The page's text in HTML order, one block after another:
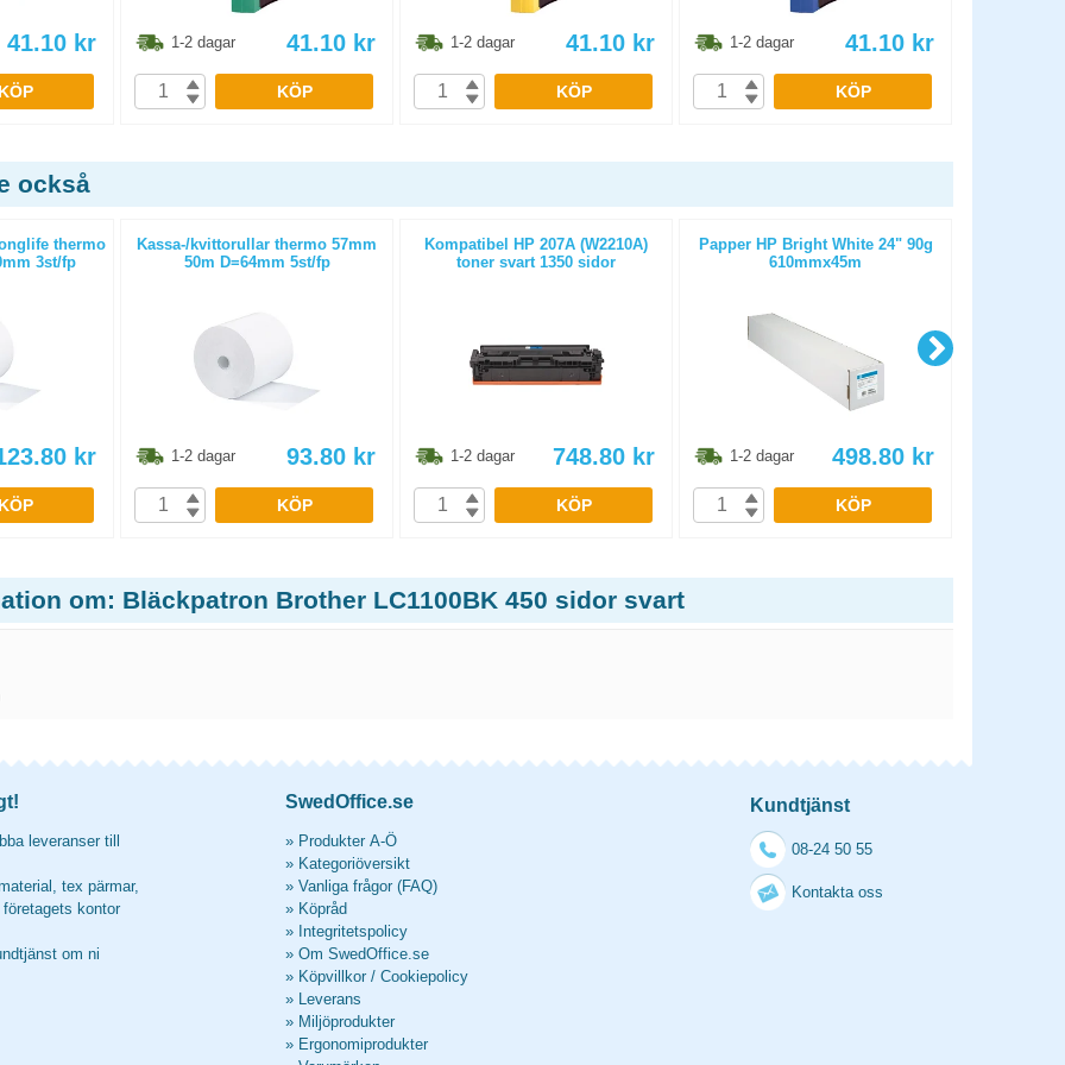
41.10 kr
KÖP
1-2 dagar 41.10 kr
KÖP
1-2 dagar 41.10 kr
KÖP
1-2 dagar 41.10 kr
KÖP
också
thermo
3st/fp
kr
KÖP
Kassa-/kvittorullar thermo 57mm
50m D=64mm 5st/fp
1-2 dagar 93.80 kr
KÖP
Kompatibel HP 207A (W2210A)
toner svart 1350 sidor
1-2 dagar 748.80 kr
KÖP
Papper HP Bright White 24" 90g
610mmx45m
1-2 dagar 498.80 kr
KÖP
om: Bläckpatron Brother LC1100BK 450 sidor svart
leveranser till
tex pärmar,
kontor
om ni
SwedOffice.se
» Produkter A-Ö
» Kategoriöversikt
» Vanliga frågor (FAQ)
» Köpråd
» Integritetspolicy
» Om SwedOffice.se
» Köpvillkor / Cookiepolicy
» Leverans
» Miljöprodukter
» Ergonomiprodukter
Kundtjänst
08-24 50 55
Kontakta oss